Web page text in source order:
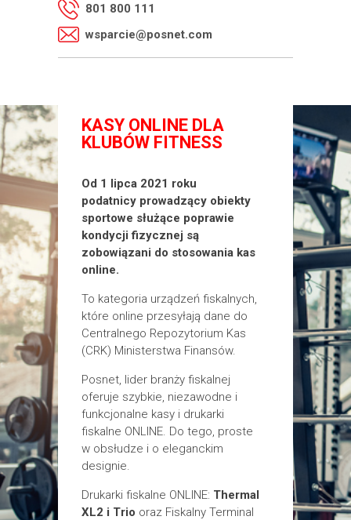
801 800 111
wsparcie@posnet.com
KASY ONLINE DLA
KLUBÓW FITNESS
Od 1 lipca 2021 roku
podatnicy prowadzący obiekty
sportowe służące poprawie
kondycji fizycznej są
zobowiązani do stosowania kas
online.
To kategoria urządzeń fiskalnych,
które online przesyłają dane do
Centralnego Repozytorium Kas
(CRK) Ministerstwa Finansów.
Posnet, lider branży fiskalnej
oferuje szybkie, niezawodne i
funkcjonalne kasy i drukarki
fiskalne ONLINE. Do tego, proste
w obsłudze i o eleganckim
designie.
Drukarki fiskalne ONLINE: Thermal
XL2 i Trio oraz Fiskalny Terminal